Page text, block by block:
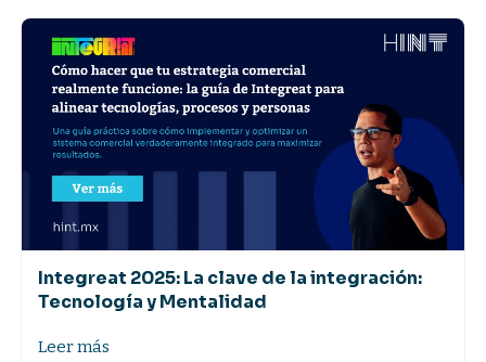
Integreat 2025: La clave de la integración:
Tecnología y Mentalidad
Leer más